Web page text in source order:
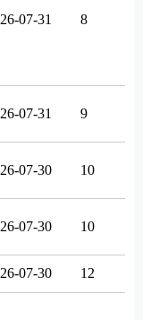
26-07-31 8
26-07-31 9
26-07-30 10
26-07-30 10
26-07-30 12